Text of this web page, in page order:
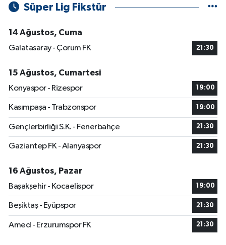
Süper Lig Fikstür
14 Ağustos, Cuma
Galatasaray - Çorum FK
21:30
15 Ağustos, Cumartesi
Konyaspor - Rizespor
19:00
Kasımpaşa - Trabzonspor 19:00
Gençlerbirliği S.K. - Fenerbahçe 21:30
Gaziantep FK - Alanyaspor 21:30
16 Ağustos, Pazar
Başakşehir - Kocaelispor
19:00
Beşiktaş - Eyüpspor 21:30
Amed - Erzurumspor FK 21:30